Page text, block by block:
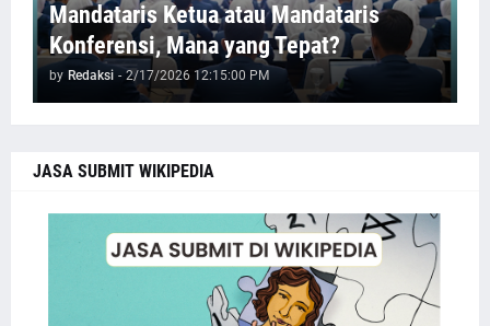
Mandataris Ketua atau Mandataris
Konferensi, Mana yang Tepat?
by Redaksi - 2/17/2026 12:15:00 PM
JASA SUBMIT WIKIPEDIA